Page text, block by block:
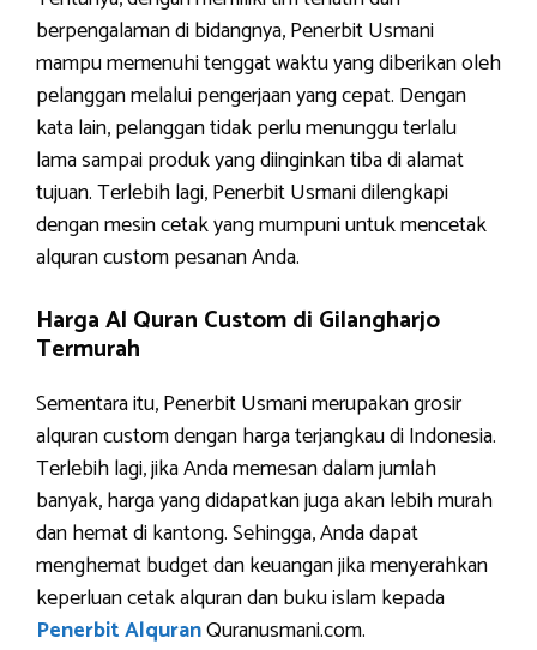
berpengalaman di bidangnya, Penerbit Usmani
mampu memenuhi tenggat waktu yang diberikan oleh
pelanggan melalui pengerjaan yang cepat. Dengan
kata lain, pelanggan tidak perlu menunggu terlalu
lama sampai produk yang diinginkan tiba di alamat
tujuan. Terlebih lagi, Penerbit Usmani dilengkapi
dengan mesin cetak yang mumpuni untuk mencetak
alquran custom pesanan Anda.
Harga Al Quran Custom di Gilangharjo
Termurah
Sementara itu, Penerbit Usmani merupakan grosir
alquran custom dengan harga terjangkau di Indonesia.
Terlebih lagi, jika Anda memesan dalam jumlah
banyak, harga yang didapatkan juga akan lebih murah
dan hemat di kantong. Sehingga, Anda dapat
menghemat budget dan keuangan jika menyerahkan
keperluan cetak alquran dan buku islam kepada
Penerbit AlquranQuranusmani.com.